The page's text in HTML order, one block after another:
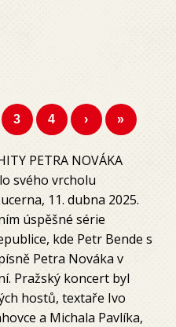
3 4 › »
PETRA NOVÁKA
svého vrcholu
11. dubna 2025.
úspěšné série
kde Petr Bende s
Petra Nováka v
Pražský koncert byl
hostů, textaře Ivo
a Michala Pavlíka,